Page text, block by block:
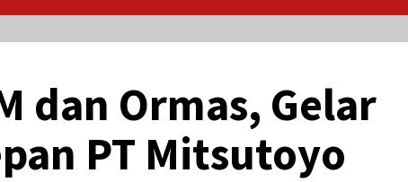
dan Ormas, Gelar
PT Mitsutoyo